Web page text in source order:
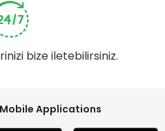
bize iletebilirsiniz.
Applications